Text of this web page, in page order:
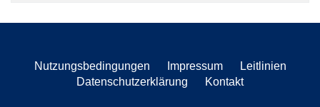
Nutzungsbedingungen Impressum
Leitlinien
Datenschutzerklärung
Kontakt